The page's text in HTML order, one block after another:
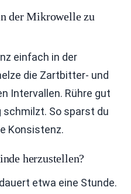
der Mikrowelle zu
einfach in der
die Zartbitter- und
Intervallen. Rühre gut
schmilzt. So sparst du
Konsistenz.
herzustellen?
etwa eine Stunde.